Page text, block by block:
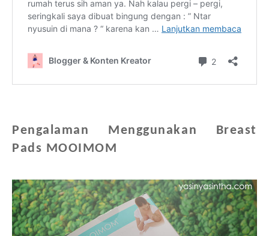
Pengalaman Menggunakan Breast
Pads MOOIMOM